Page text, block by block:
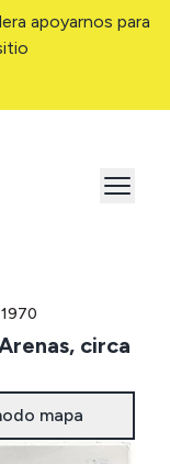
apoyarnos para
circa
mapa